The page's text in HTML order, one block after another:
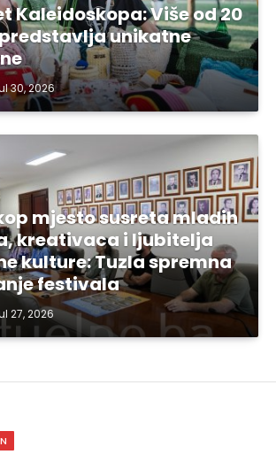
Kaleidoskopa: Više od 20
unikatne
30, 2026
mjesto susreta mladih
kreativaca i ljubitelja
kulture: Tuzla spremna
festivala
27, 2026